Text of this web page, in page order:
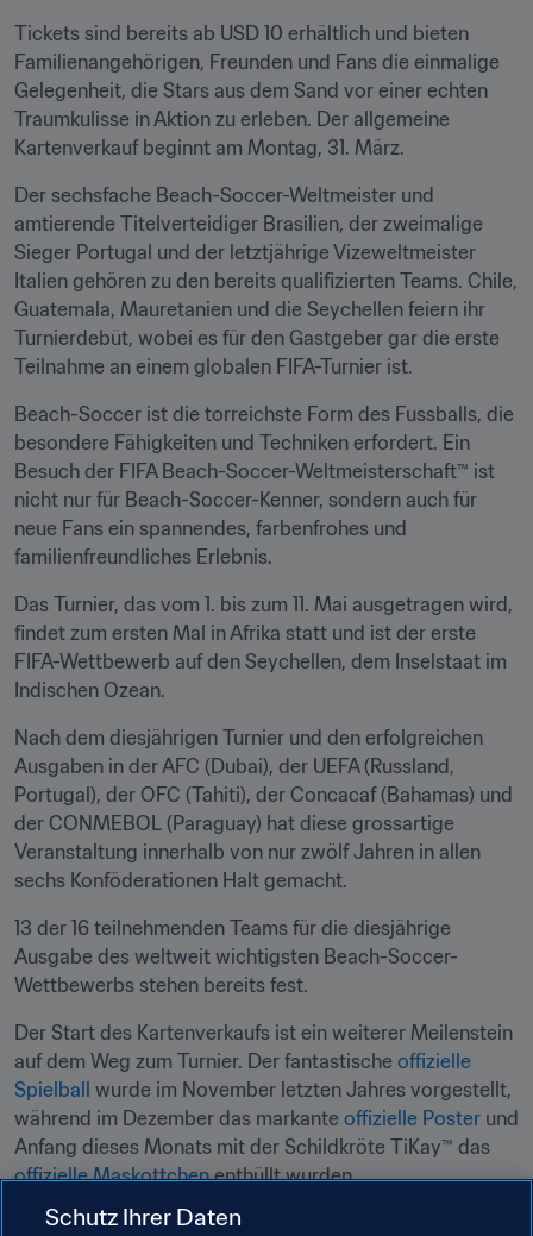
Tickets sind bereits ab USD 10 erhältlich und bieten
Familienangehörigen, Freunden und Fans die einmalige
Gelegenheit, die Stars aus dem Sand vor einer echten
Traumkulisse in Aktion zu erleben. Der allgemeine
Kartenverkauf beginnt am Montag, 31. März.
Der sechsfache Beach-Soccer-Weltmeister und
amtierende Titelverteidiger Brasilien, der zweimalige
Sieger Portugal und der letztjährige Vizeweltmeister
Italien gehören zu den bereits qualifizierten Teams. Chile,
Guatemala, Mauretanien und die Seychellen feiern ihr
Turnierdebüt, wobei es für den Gastgeber gar die erste
Teilnahme an einem globalen FIFA-Turnier ist.
Beach-Soccer ist die torreichste Form des Fussballs, die
besondere Fähigkeiten und Techniken erfordert. Ein
Besuch der FIFA Beach-Soccer-Weltmeisterschaft™ ist
nicht nur für Beach-Soccer-Kenner, sondern auch für
neue Fans ein spannendes, farbenfrohes und
familienfreundliches Erlebnis.
Das Turnier, das vom 1. bis zum 11. Mai ausgetragen wird,
findet zum ersten Mal in Afrika statt und ist der erste
FIFA-Wettbewerb auf den Seychellen, dem Inselstaat im
Indischen Ozean.
Nach dem diesjährigen Turnier und den erfolgreichen
Ausgaben in der AFC (Dubai), der UEFA (Russland,
Portugal), der OFC (Tahiti), der Concacaf (Bahamas) und
der CONMEBOL (Paraguay) hat diese grossartige
Veranstaltung innerhalb von nur zwölf Jahren in allen
sechs Konföderationen Halt gemacht.
13 der 16 teilnehmenden Teams für die diesjährige
Ausgabe des weltweit wichtigsten Beach-Soccer-
Wettbewerbs stehen bereits fest.
Der Start des Kartenverkaufs ist ein weiterer Meilenstein
auf dem Weg zum Turnier. Der fantastische offizielle
Spielball
wurde im November letzten Jahres vorgestellt,
während im Dezember das markante offizielle Poster und
offizielle Maskottchen enthüllt wurden.
Sichern Sie sich noch heute die besten Tickets für den
Schutz Ihrer Daten